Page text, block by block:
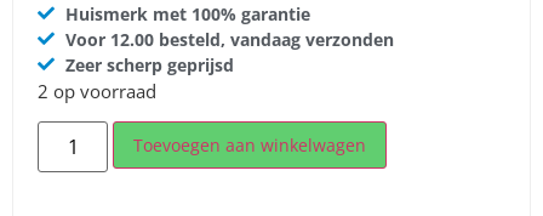
Huismerk met 100% garantie
Voor 12.00 besteld, vandaag verzonden
Zeer scherp geprijsd
2 op voorraad
Toevoegen aan winkelwagen